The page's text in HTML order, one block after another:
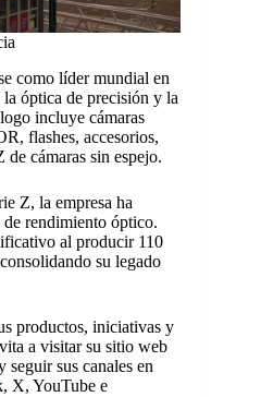
como líder mundial en
óptica de precisión y la
incluye cámaras
flashes, accesorios,
de cámaras sin espejo.
Z, la empresa ha
de rendimiento óptico.
al producir 110
su legado
productos, iniciativas y
a visitar su sitio web
seguir sus canales en
X, YouTube e